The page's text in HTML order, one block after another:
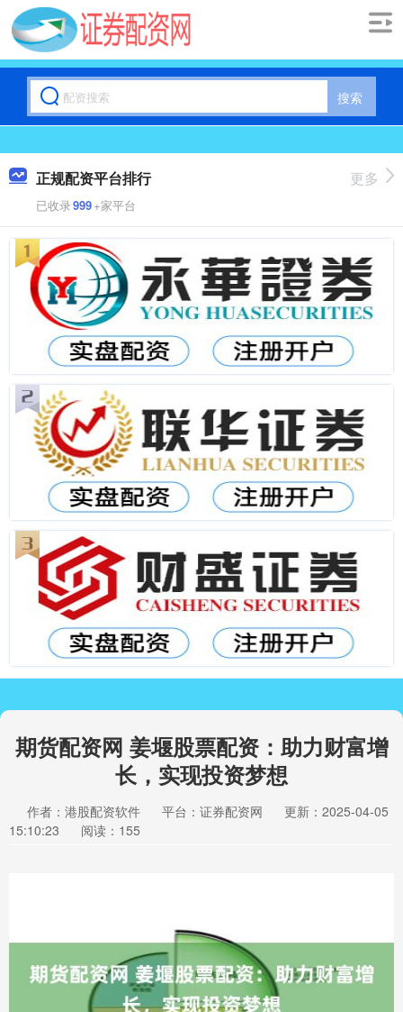
搜索
正规配资平台排行
已收录999+家平台
更多
期货配资网 姜堰股票配资：助力财富增
长，实现投资梦想
作者：港股配资软件 平台：证券配资网
更新：2025-04-05
15:10:23
阅读：155